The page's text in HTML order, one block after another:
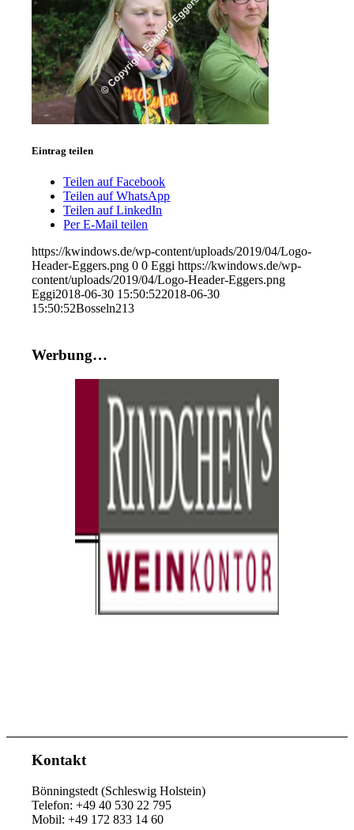
Eintrag teilen
Teilen auf Facebook
Teilen auf WhatsApp
Teilen auf LinkedIn
Per E-Mail teilen
https://kwindows.de/wp-content/uploads/2019/04/Logo-
Header-Eggers.png 0 0 Eggi https://kwindows.de/wp-
content/uploads/2019/04/Logo-Header-Eggers.png
Eggi2018-06-30 15:50:522018-06-30
15:50:52Bosseln213
Werbung…
Kontakt
Bönningstedt (Schleswig Holstein)
Telefon: +49 40 530 22 795
Mobil: +49 172 833 14 60